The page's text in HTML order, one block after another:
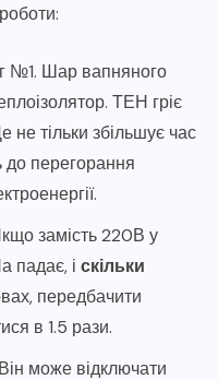
№1. Шар вапняного
ТЕН гріє
не тільки збільшує час
до перегорання
замість 220В у
падає, і скільки
передбачити
в 1.5 рази.
Він може відключати